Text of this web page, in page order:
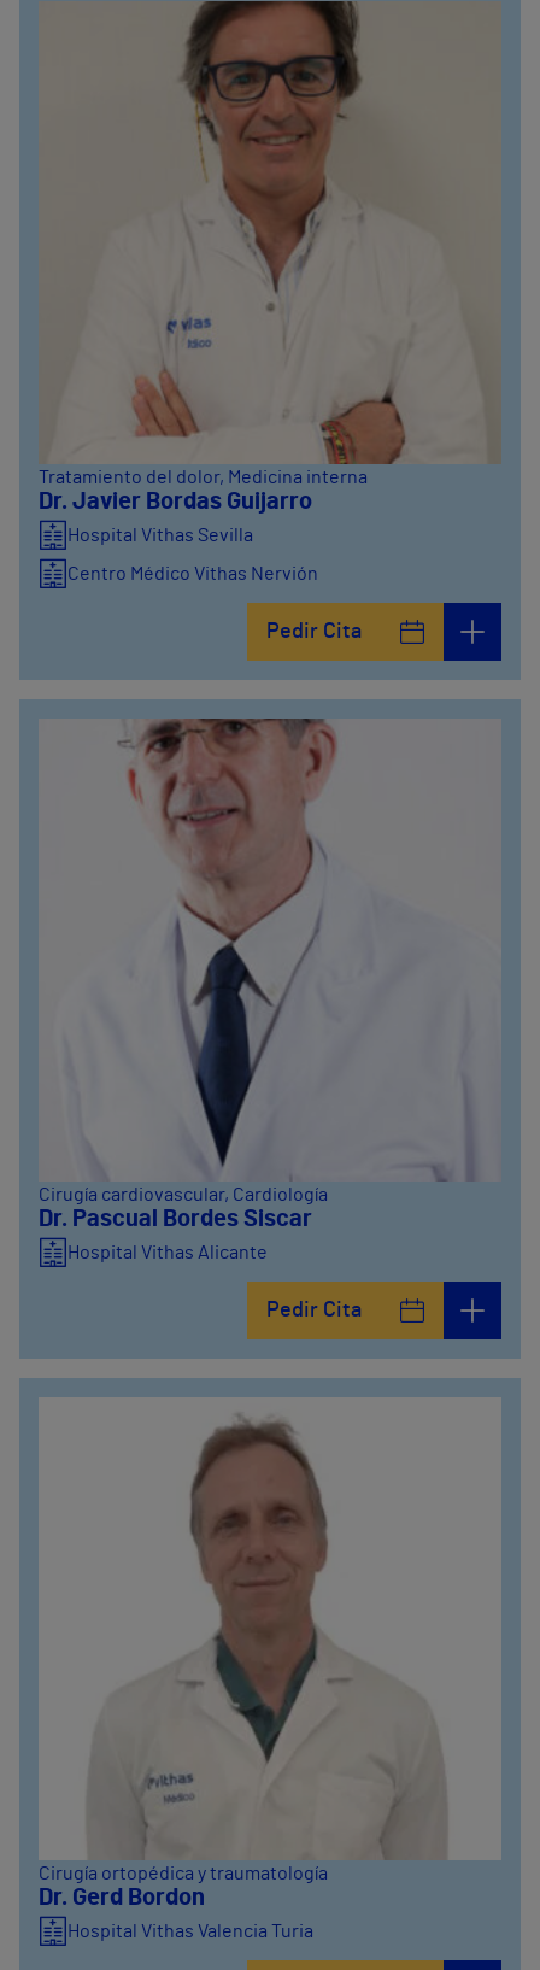
Tratamiento del dolor, Medicina interna
Dr. Javier Bordas Guijarro
Hospital Vithas Sevilla
Centro Médico Vithas Nervión
Pedir Cita
Cirugía cardiovascular, Cardiología
Dr. Pascual Bordes Siscar
Hospital Vithas Alicante
Pedir Cita
Cirugía ortopédica y traumatología
Dr. Gerd Bordon
Hospital Vithas Valencia Turia